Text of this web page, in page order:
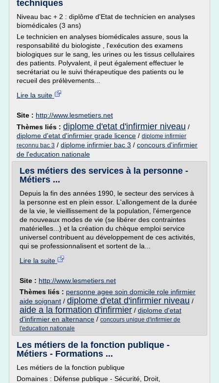
techniques
Niveau bac + 2 : diplôme d'Etat de technicien en analyses
biomédicales (3 ans)
Le technicien en analyses biomédicales assure, sous la
responsabilité du biologiste , l'exécution des examens
biologiques sur le sang, les urines ou les tissus cellulaires
des patients. Polyvalent, il peut également effectuer le
secrétariat ou le suivi thérapeutique des patients ou le
recueil des prélèvements...
Lire la suite
Site : http://www.lesmetiers.net
Thèmes liés : diplome d'etat d'infirmier niveau /
diplome d'etat d'infirmier grade licence / diplome infirmier
reconnu bac 3 / diplome infirmier bac 3 / concours d'infirmier
de l'education nationale
Les métiers des services à la personne -
Métiers ...
Depuis la fin des années 1990, le secteur des services à
la personne est en plein essor. L'allongement de la durée
de la vie, le vieillissement de la population, l'émergence
de nouveaux modes de vie (se libérer des contraintes
matérielles...) et la création du chèque emploi service
universel contribuent au développement de ces activités,
qui se professionnalisent et sortent de la...
Lire la suite
Site : http://www.lesmetiers.net
Thèmes liés : personne agee soin domicile role infirmier
aide soignant / diplome d'etat d'infirmier niveau /
aide a la formation d'infirmier / diplome d'etat
d'infirmier en alternance / concours unique d'infirmier de
l'education nationale
Les métiers de la fonction publique -
Métiers - Formations ...
Les métiers de la fonction publique
Domaines : Défense publique - Sécurité, Droit,